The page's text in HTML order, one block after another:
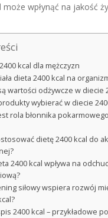
może wpłynąć na jakość
kcal dla mężczyzn
dieta 2400 kcal na
wartości odżywcze w diecie
wybierać w diecie
rola błonnika
dietę 2400 kcal do
2400 kcal wpływa na
siłowy wspiera rozwój
2400 kcal – przykładowe